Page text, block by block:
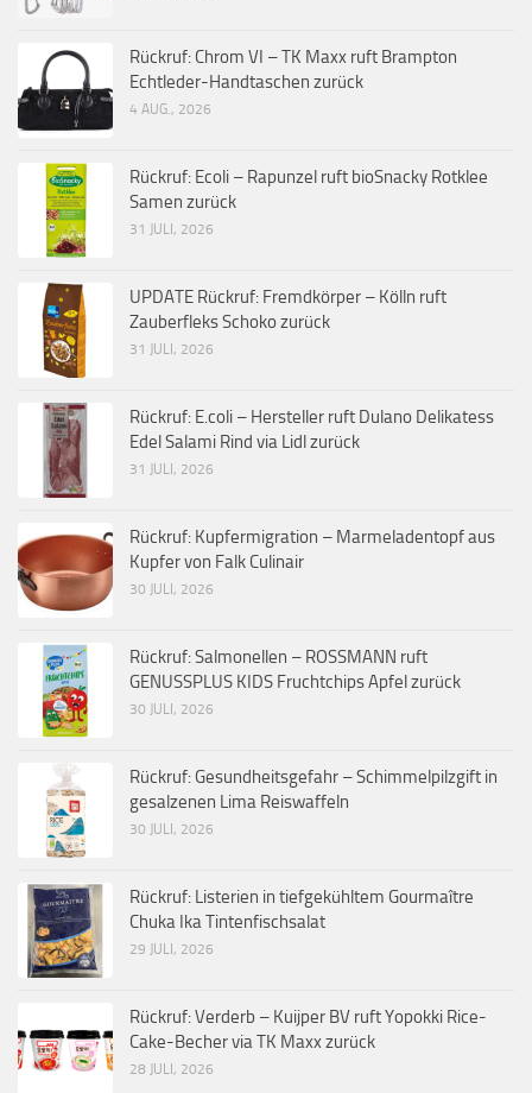
Rückruf: Chrom VI – TK Maxx ruft Brampton
Echtleder-Handtaschen zurück
4 AUG., 2026
Rückruf: Ecoli – Rapunzel ruft bioSnacky Rotklee
Samen zurück
31 JULI, 2026
UPDATE Rückruf: Fremdkörper – Kölln ruft
Zauberfleks Schoko zurück
31 JULI, 2026
Rückruf: E.coli – Hersteller ruft Dulano Delikatess
Edel Salami Rind via Lidl zurück
31 JULI, 2026
Rückruf: Kupfermigration – Marmeladentopf aus
Kupfer von Falk Culinair
30 JULI, 2026
Rückruf: Salmonellen – ROSSMANN ruft
GENUSSPLUS KIDS Fruchtchips Apfel zurück
30 JULI, 2026
Rückruf: Gesundheitsgefahr – Schimmelpilzgift in
gesalzenen Lima Reiswaffeln
30 JULI, 2026
Rückruf: Listerien in tiefgekühltem Gourmaître
Chuka Ika Tintenfischsalat
29 JULI, 2026
Rückruf: Verderb – Kuijper BV ruft Yopokki Rice-
Cake-Becher via TK Maxx zurück
28 JULI, 2026